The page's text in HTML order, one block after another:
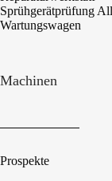
Sprühgerätprüfung
Wartungswagen
Machinen
Prospekte